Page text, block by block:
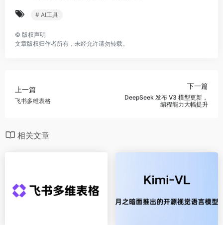
# AI工具
© 版权声明
文章版权归作者所有，未经允许请勿转载。
上一篇
飞书多维表格
下一篇
DeepSeek 发布 V3 模型更新，
编程能力大幅提升
相关文章